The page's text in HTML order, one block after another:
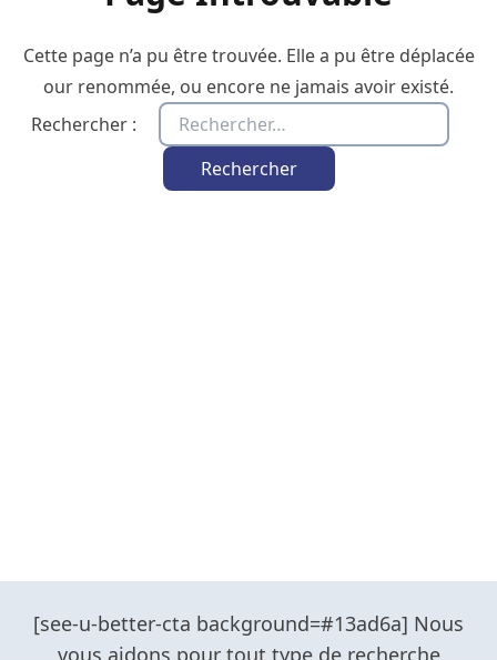
Cette page n’a pu être trouvée. Elle a pu être déplacée
our renommée, ou encore ne jamais avoir existé.
Rechercher :